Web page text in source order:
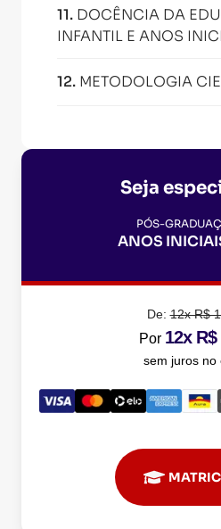
11. DOCÊNCIA DA
INFANTIL E ANOS
12. METODOLOGIA
Seja
PÓS-
ANOS
De:12x R$
Por 12x R$
sem juros no